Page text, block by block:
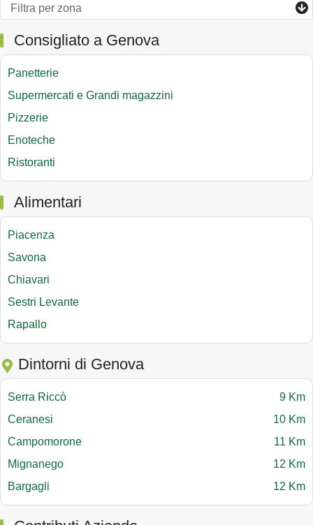
Consigliato a Genova
Panetterie
Supermercati e Grandi magazzini
Pizzerie
Enoteche
Ristoranti
Alimentari
Piacenza
Savona
Chiavari
Sestri Levante
Rapallo
Dintorni di Genova
Serra Riccò
9 Km
Ceranesi
10 Km
Campomorone
11 Km
Mignanego
12 Km
Bargagli
12 Km